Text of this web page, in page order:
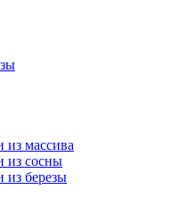
из массива
из сосны
из березы